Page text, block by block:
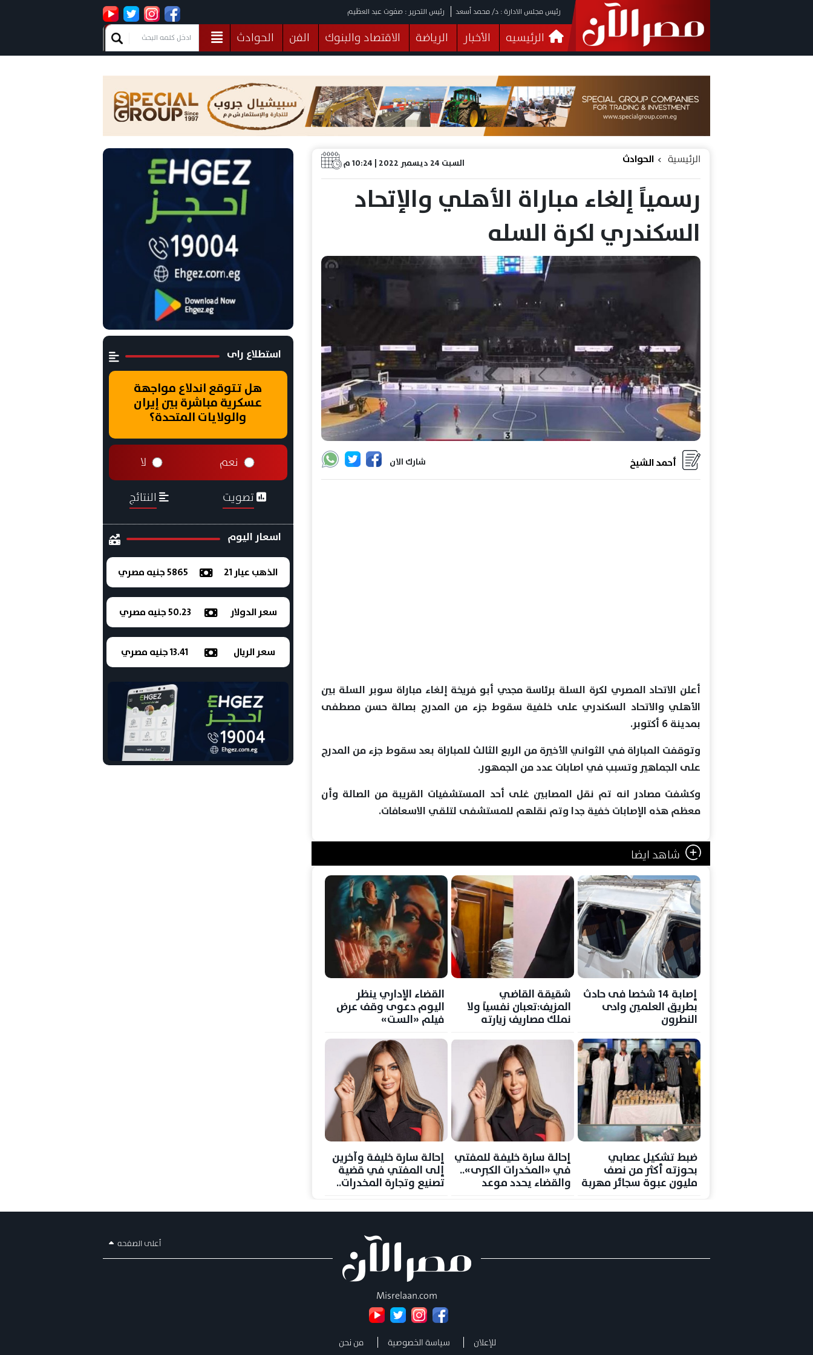
رئيس مجلس الادارة : د/ محمد أسعد رئيس التحرير : صفوت عبد العظيم
الرئيسيه الأخبار الرياضة الاقتصاد والبنوك الفن
الحوادث
فيديوهات
البرلمان صحة الثقافة خدمات منوعات
السبت 24 ديسمبر 2022 | 10:24 م الرئيسية الحوادث
رسمياً إلغاء مباراة الأهلي والإتحاد
السكندري لكرة السله
شارك الان أحمد الشيخ
أعلن الاتحاد المصري لكرة السلة برئاسة مجدي أبو فريخة إلغاء مباراة سوبر السلة بين
الأهلي والاتحاد السكندري على خلفية سقوط جزء من المدرج بصالة حسن مصطفى
بمدينة 6 أكتوبر.
وتوقفت المباراة في الثواني الأخيرة من الربع الثالث للمباراة بعد سقوط جزء من المدرج
على الجماهير وتسبب في اصابات عدد من الجمهور.
وكشفت مصادر انه تم نقل المصابين غلى أحد المستشفيات القريبة من الصالة وأن
معظم هذه الإصابات خفية جدا وتم نقلهم للمستشفى لتلقي الاسعافات.
شاهد ايضا
إصابة 14 شخصا فى حادث
بطريق العلمين وادى
النطرون
شقيقة القاضي
المزيف:تعبان نفسياً ولا
نملك مصاريف زيارته
القضاء الإداري ينظر
اليوم دعوى وقف عرض
فيلم «الست»
ضبط تشكيل عصابي
بحوزته أكثر من نصف
مليون عبوة سجائر مهربة
إحالة سارة خليفة للمفتي
في «المخدرات الكبرى»..
والقضاء يحدد موعد
إحالة سارة خليفة وآخرين
إلى المفتي في قضية
تصنيع وتجارة المخدرات..
استطلاع راى
هل تتوقع اندلاع مواجهة
عسكرية مباشرة بين إيران
والولايات المتحدة؟
نعم لا
تصويت النتائج
اسعار اليوم
الذهب عيار 21 5865 جنيه مصري
سعر الدولار 50.23 جنيه مصري
سعر الريال 13.41 جنيه مصري
أعلى الصفحه
Misrelaan.com
للإعلان سياسة الخصوصية من نحن